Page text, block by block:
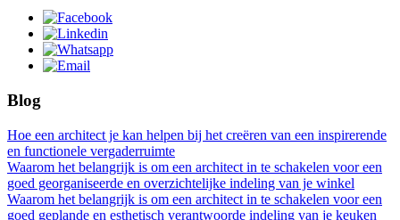
Blog
Hoe een architect je kan helpen bij het creëren van een inspirerende
en functionele vergaderruimte
Waarom het belangrijk is om een architect in te schakelen voor een
goed georganiseerde en overzichtelijke indeling van je winkel
Waarom het belangrijk is om een architect in te schakelen voor een
goed geplande en esthetisch verantwoorde indeling van je keuken